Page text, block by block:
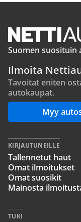
Suomen suosituin
Ilmoita
Tavoitat eniten
autokaupat.
Myy
KIRJAUTUNEILLE
Tallennetut haut
Omat ilmoitukset
Omat suosikit
Mainosta
TUKI